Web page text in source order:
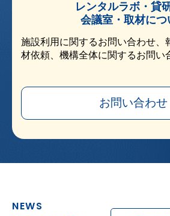
レンタルラボ・貸
会議室・取材につ
施設利用に関するお問い合わせ、
材依頼、機構全体に関するお問い
お問い合わせ
NEWS